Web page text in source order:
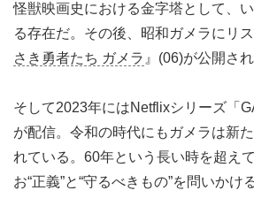
怪獣映画史における金字塔として、
る存在だ。その後、昭和ガメラにリ
さき勇者たち ガメラ 』(06)が公開され
そして2023年にはNetflixシリーズ「
が配信。令和の時代にもガメラは新
れている。60年という長い時を超え
お“正義”と“守るべきもの”を問いかけ